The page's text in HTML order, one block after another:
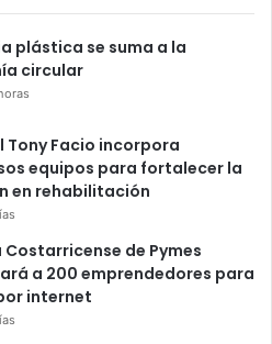
plástica se suma a la
circular
Tony Facio incorpora
equipos para fortalecer la
en rehabilitación
Costarricense de Pymes
a 200 emprendedores para
internet